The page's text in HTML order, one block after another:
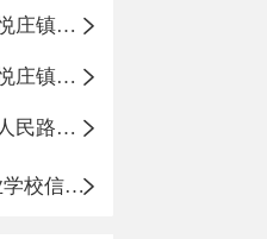
沂源县悦庄镇鲍庄完小
沂源县悦庄镇赵庄小学
沂源县人民路小学
中等职业学校信息公开